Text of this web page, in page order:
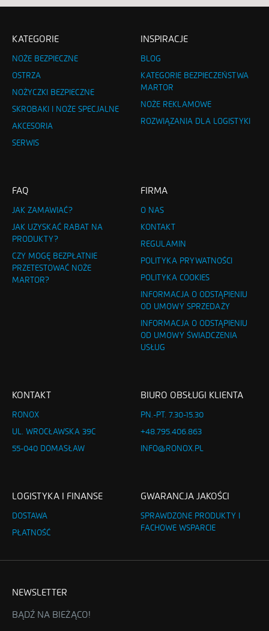
KATEGORIE
NOŻE BEZPIECZNE
OSTRZA
NOŻYCZKI BEZPIECZNE
SKROBAKI I NOŻE SPECJALNE
AKCESORIA
SERWIS
INSPIRACJE
BLOG
KATEGORIE BEZPIECZEŃSTWA
MARTOR
NOŻE REKLAMOWE
ROZWIĄZANIA DLA LOGISTYKI
FAQ
JAK ZAMAWIAĆ?
JAK UZYSKAĆ RABAT NA
PRODUKTY?
CZY MOGĘ BEZPŁATNIE
PRZETESTOWAĆ NOŻE
MARTOR?
FIRMA
O NAS
KONTAKT
REGULAMIN
POLITYKA PRYWATNOŚCI
POLITYKA COOKIES
INFORMACJA O ODSTĄPIENIU
OD UMOWY SPRZEDAŻY
INFORMACJA O ODSTĄPIENIU
OD UMOWY ŚWIADCZENIA
USŁUG
KONTAKT
RONOX
UL. WROCŁAWSKA 39C
55-040 DOMASŁAW
BIURO OBSŁUGI KLIENTA
PN.-PT. 7.30-15.30
+48.795.406.863
INFO@RONOX.PL
LOGISTYKA I FINANSE
DOSTAWA
PŁATNOŚĆ
GWARANCJA JAKOŚCI
SPRAWDZONE PRODUKTY I
FACHOWE WSPARCIE
NEWSLETTER
BĄDŹ NA BIEŻĄCO!